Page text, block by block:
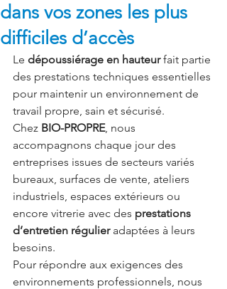
dans vos zones les plus
difficiles d’accès
Le dépoussiérage en hauteur fait partie
des prestations techniques essentielles
pour maintenir un environnement de
travail propre, sain et sécurisé.
Chez BIO-PROPRE, nous
accompagnons chaque jour des
entreprises issues de secteurs variés
bureaux, surfaces de vente, ateliers
industriels, espaces extérieurs ou
encore vitrerie avec des prestations
d’entretien régulier adaptées à leurs
besoins.
Pour répondre aux exigences des
environnements professionnels, nous